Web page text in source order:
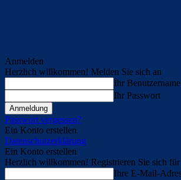
Anmelden
Herzlich willkommen! Melden Sie sich an
Ihr Benutzername
Ihr Passwort
Passwort vergessen?
Ein Konto erstellen
Datenschutzerklärung
Ein Konto erstellen
Herzlich willkommen! Registrieren Sie sich
Ihre E-Mail-